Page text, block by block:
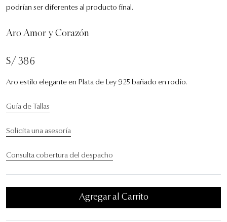
podrían ser diferentes al producto final.
Aro Amor y Corazón
S/ 386
Aro estilo elegante en Plata de Ley 925 bañado en rodio.
Guía de Tallas
Solicita una asesoría
Consulta cobertura del despacho
Agregar al Carrito